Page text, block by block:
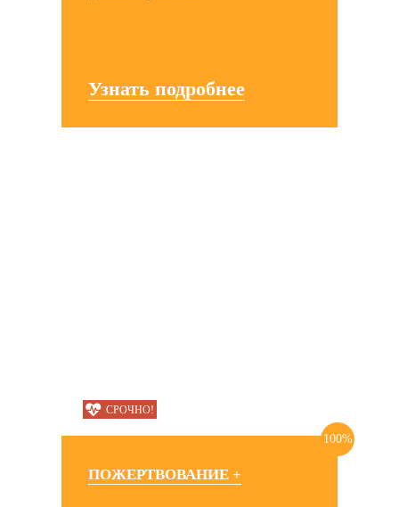
Узнать подробнее
СРОЧНО!
100%
ПОЖЕРТВОВАНИЕ +